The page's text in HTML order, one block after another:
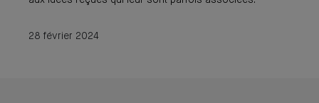
28 février 2024